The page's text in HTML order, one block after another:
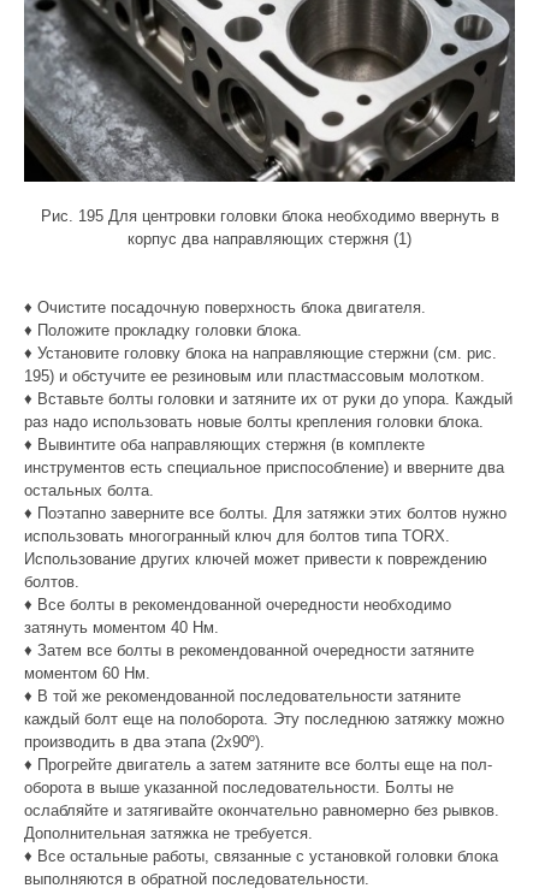
Рис. 195 Для центровки головки блока необходимо ввернуть в
корпус два направляющих стержня (1)
♦ Очистите посадочную поверхность блока двигателя.
♦ Положите прокладку головки блока.
♦ Установите головку блока на направляющие стержни (см. рис.
195) и обстучите ее резиновым или пластмассовым молотком.
♦ Вставьте болты головки и затяните их от руки до упора. Каждый
раз надо использовать новые болты крепления головки блока.
♦ Вывинтите оба направляющих стержня (в комплекте
инструментов есть специальное приспособление) и вверните два
остальных болта.
♦ Поэтапно заверните все болты. Для затяжки этих болтов нужно
использовать многогранный ключ для болтов типа TORX.
Использование других ключей может привести к повреждению
болтов.
♦ Все болты в рекомендованной очередности необходимо
затянуть моментом 40 Нм.
♦ Затем все болты в рекомендованной очередности затяните
моментом 60 Нм.
♦ В той же рекомендованной последовательности затяните
каждый болт еще на полоборота. Эту последнюю затяжку можно
производить в два этапа (2х90º).
♦ Прогрейте двигатель а затем затяните все болты еще на пол-
оборота в выше указанной последовательности. Болты не
ослабляйте и затягивайте окончательно равномерно без рывков.
Дополнительная затяжка не требуется.
♦ Все остальные работы, связанные с установкой головки блока
выполняются в обратной последовательности.